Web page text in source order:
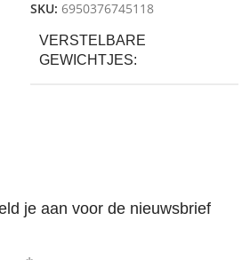
SKU:6950376745118
VERSTELBARE
GEWICHTJES
je aan voor de nieuwsbrief